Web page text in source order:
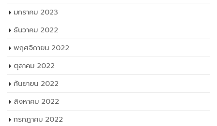
มกราคม 2023
ธันวาคม 2022
พฤศจิกายน 2022
ตุลาคม 2022
กันยายน 2022
สิงหาคม 2022
กรกฎาคม 2022